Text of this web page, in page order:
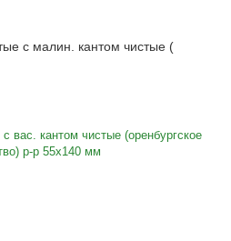
с малин. кантом чистые (